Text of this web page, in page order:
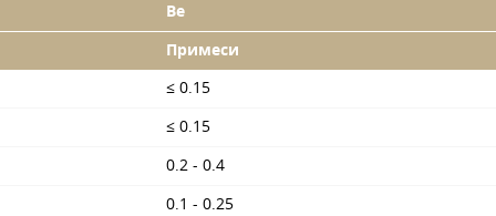
Be
Примеси
≤ 0.15
≤ 0.15
0.2 - 0.4
0.1 - 0.25